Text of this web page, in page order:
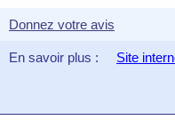
Donnez votre avis
En savoir plus : Site